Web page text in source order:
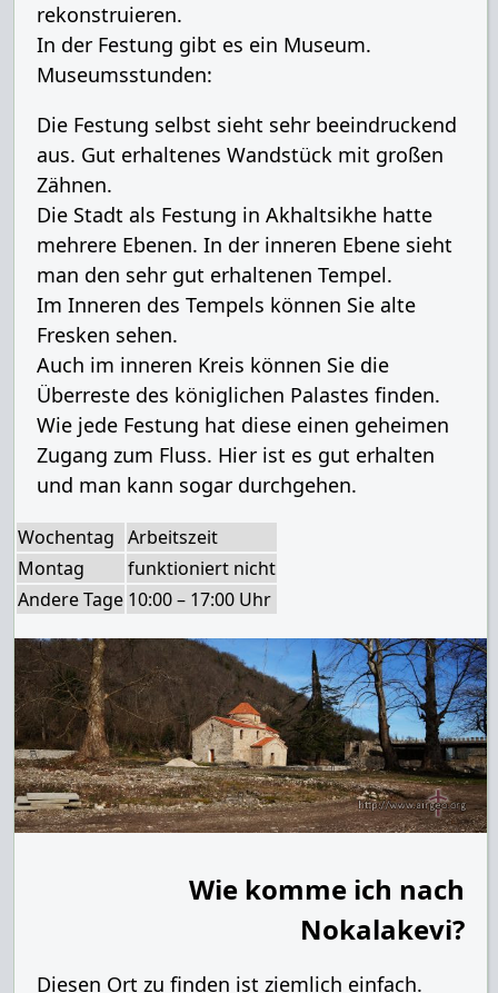
rekonstruieren.
In der Festung gibt es ein Museum.
Museumsstunden:
Die Festung selbst sieht sehr beeindruckend
aus. Gut erhaltenes Wandstück mit großen
Zähnen.
Die Stadt als Festung in Akhaltsikhe hatte
mehrere Ebenen. In der inneren Ebene sieht
man den sehr gut erhaltenen Tempel.
Im Inneren des Tempels können Sie alte
Fresken sehen.
Auch im inneren Kreis können Sie die
Überreste des königlichen Palastes finden.
Wie jede Festung hat diese einen geheimen
Zugang zum Fluss. Hier ist es gut erhalten
und man kann sogar durchgehen.
Wochentag Arbeitszeit
Montag
funktioniert nicht
Andere Tage 10:00 – 17:00 Uhr
Wie komme ich nach
Nokalakevi?
Diesen Ort zu finden ist ziemlich einfach.